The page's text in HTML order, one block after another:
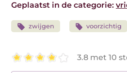
Geplaatst in de categorie:
zwijgen voorzichtig
3.8 met 10